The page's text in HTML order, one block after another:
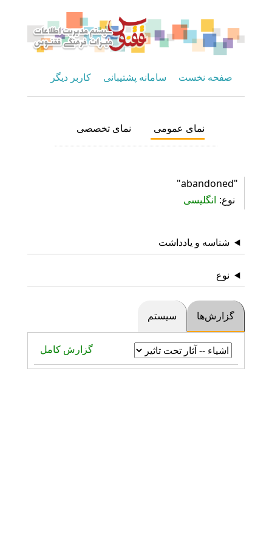
صفحه نخست سامانه پشتیبانی کاربر دیگر
نمای عمومی نمای تخصصی
"abandoned"
نوع انگلیسی
شناسه و یادداشت
نوع
گزارش‌ها سیستم
گزارش کامل